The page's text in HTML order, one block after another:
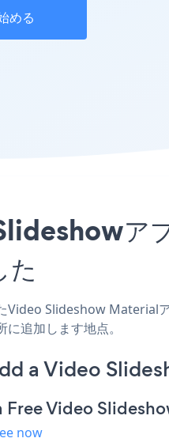
める
ア
た
Video Slideshow Material
追加します地点。
a Video
Free Video
now